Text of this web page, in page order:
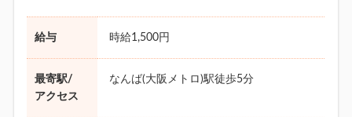
給与 時給1,500円
最寄駅/
アクセス
なんば(大阪メトロ)駅徒歩5分